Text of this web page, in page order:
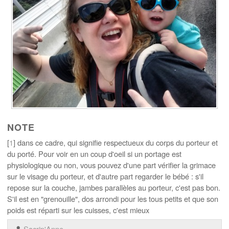
NOTE
[1] dans ce cadre, qui signifie respectueux du corps du porteur et
du porté. Pour voir en un coup d'oeil si un portage est
physiologique ou non, vous pouvez d'une part vérifier la grimace
sur le visage du porteur, et d'autre part regarder le bébé : s'il
repose sur la couche, jambes parallèles au porteur, c'est pas bon.
S'il est en "grenouille", dos arrondi pour les tous petits et que son
poids est réparti sur les cuisses, c'est mieux